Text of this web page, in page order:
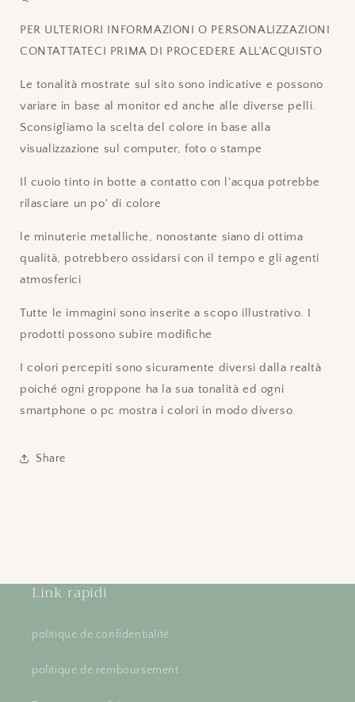
PER ULTERIORI INFORMAZIONI O PERSONALIZZAZIONI
CONTATTATECI PRIMA DI PROCEDERE ALL'ACQUISTO
Le tonalità mostrate sul sito sono indicative e possono
variare in base al monitor ed anche alle diverse pelli.
Sconsigliamo la scelta del colore in base alla
visualizzazione sul computer, foto o stampe
Il cuoio tinto in botte a contatto con l'acqua potrebbe
rilasciare un po' di colore
le minuterie metalliche, nonostante siano di ottima
qualità, potrebbero ossidarsi con il tempo e gli agenti
atmosferici
Tutte le immagini sono inserite a scopo illustrativo. I
prodotti possono subire modifiche
I colori percepiti sono sicuramente diversi dalla realtà
poiché ogni groppone ha la sua tonalità ed ogni
smartphone o pc mostra i colori in modo diverso.
Share
Link rapidi
politique de confidentialité
politique de remboursement